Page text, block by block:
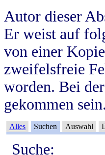
Autor dieser
Er weist auf
von einer
zweifelsfreie
worden. Bei
gekommen
Alles Suchen Auswahl
Suche: